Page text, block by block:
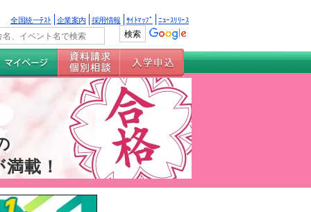
全国統一ﾃｽﾄ 企業案内 採用情報 ｻｲﾄﾏｯﾌﾟ ﾆｭｰｽﾘﾘｰｽ
載！